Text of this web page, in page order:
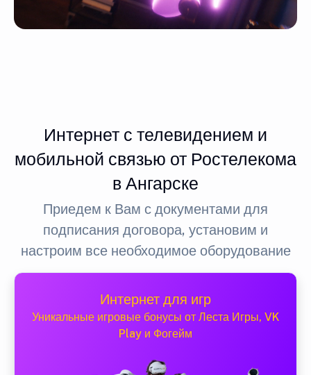
Интернет с телевидением и
мобильной связью от Ростелекома
в Ангарске
Приедем к Вам с документами для
подписания договора, установим и
настроим все необходимое оборудование
Интернет для игр
Уникальные игровые бонусы от Леста Игры, VK
Play и Фогейм